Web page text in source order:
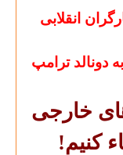
انقلابی
دونالد ترامپ
خارجی
کنیم!